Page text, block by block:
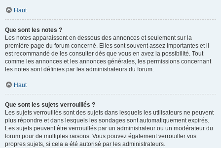
Haut
Que sont les notes ?
Les notes apparaissent en dessous des annonces et seulement sur la
première page du forum concerné. Elles sont souvent assez importantes et il
est recommandé de les consulter dès que vous en avez la possibilité. Tout
comme les annonces et les annonces générales, les permissions concernant
les notes sont définies par les administrateurs du forum.
Haut
Que sont les sujets verrouillés ?
Les sujets verrouillés sont des sujets dans lesquels les utilisateurs ne peuvent
plus répondre et dans lesquels les sondages sont automatiquement expirés.
Les sujets peuvent être verrouillés par un administrateur ou un modérateur du
forum pour de multiples raisons. Vous pouvez également verrouiller vos
propres sujets, si cela a été autorisé par les administrateurs.